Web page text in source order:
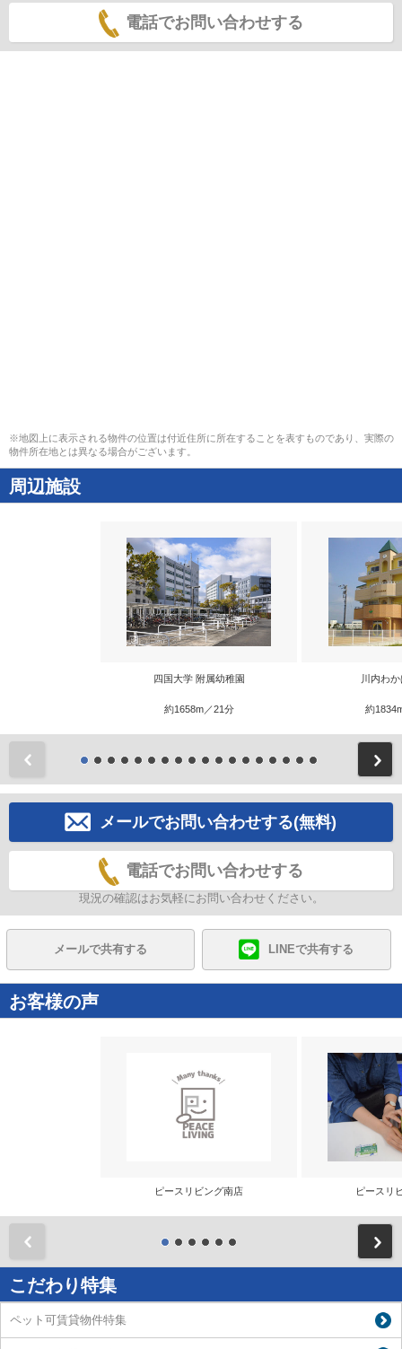
電話でお問い合わせする
※地図上に表示される物件の位置は付近住所に所在することを表すものであり、実際の
物件所在地とは異なる場合がございます。
周辺施設
四国大学 附属幼稚園
約1658m／21分
川内わ
約
メールでお問い合わせする(無料)
電話でお問い合わせする
現況の確認はお気軽にお問い合わせください。
メールで共有する LINEで共有する
お客様の声
ピースリビング南店 ピースリ
こだわり特集
ペット可賃貸物件特集